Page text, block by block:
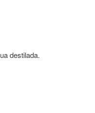
destilada.